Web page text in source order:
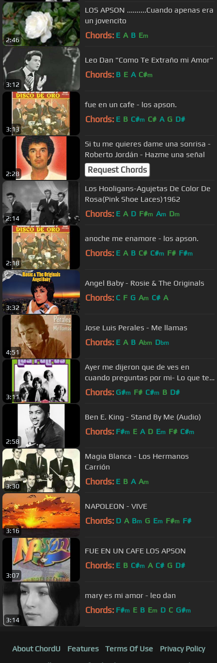
2:46
LOS APSON ..........Cuando apenas era
un jovencito
Chords: E A B Em
3:12
Leo Dan "Como Te Extraño mi Amor"
Chords: B E A C#m
3:13
fue en un cafe - los apson.
Chords: E B C#m C# A G D#
2:28
Si tu me quieres dame una sonrisa -
Roberto Jordán - Hazme una señal
Request Chords
2:14
Los Hooligans-Agujetas De Color De
Rosa(Pink Shoe Laces)1962
Chords: E A D F#m Am Dm
2:18
anoche me enamore - los apson.
Chords: E A B C# C#m F# F#m
3:32
Angel Baby - Rosie & The Originals
Chords: C F G Am C# A
4:51
Jose Luis Perales - Me llamas
Chords: E A B Abm Dbm
3:11
Ayer me dijeron que de ves en
cuando preguntas por mi- Lo que te
queda - Los pulpos
Chords: G#m F# C#m B D#
2:58
Ben E. King - Stand By Me (Audio)
Chords: F#m E A D Em F# C#m
3:30
Magia Blanca - Los Hermanos
Carrión
Chords: E B A Am
3:16
NAPOLEON - VIVE
Chords: D A Bm G Em F#m F#
3:07
FUE EN UN CAFE LOS APSON
Chords: E B C#m A C# G D#
3:14
mary es mi amor - leo dan
Chords: F#m E B Em D C G#m
About ChordU Features Terms Of Use
Privacy Policy